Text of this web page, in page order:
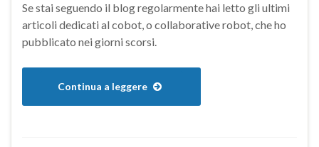
Se stai seguendo il blog regolarmente hai letto gli ultimi
articoli dedicati al cobot, o collaborative robot, che ho
pubblicato nei giorni scorsi.
Continua a leggere